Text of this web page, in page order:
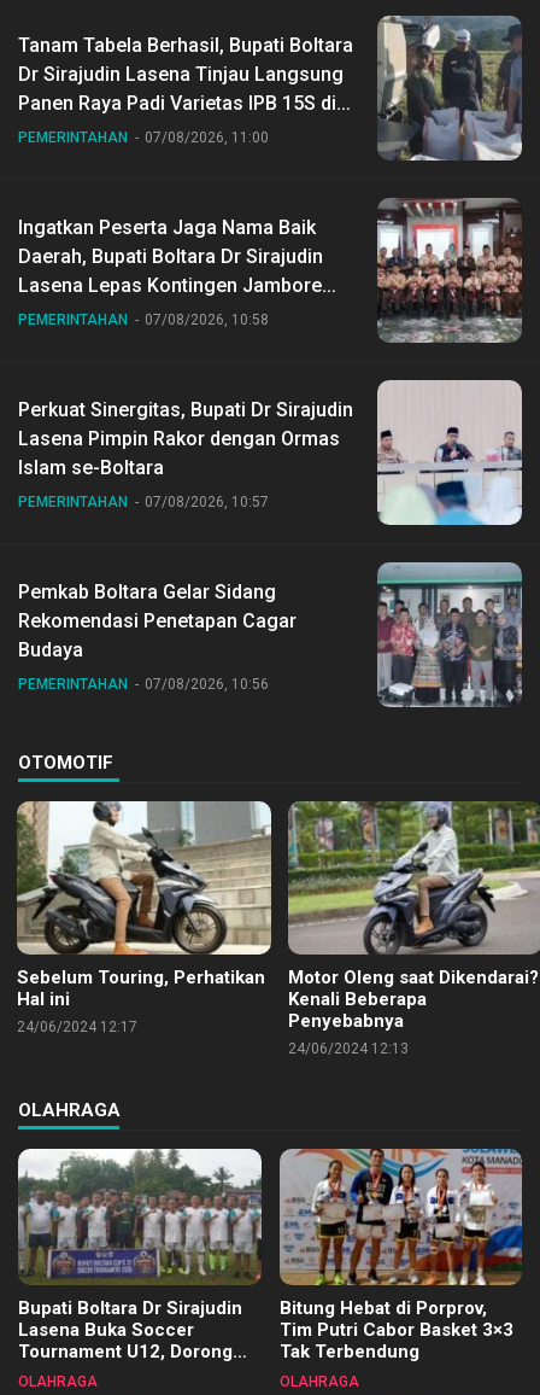
Tanam Tabela Berhasil, Bupati Boltara
Dr Sirajudin Lasena Tinjau Langsung
Panen Raya Padi Varietas IPB 15S di
Desa Gihang
PEMERINTAHAN 07/08/2026, 11:00
Ingatkan Peserta Jaga Nama Baik
Daerah, Bupati Boltara Dr Sirajudin
Lasena Lepas Kontingen Jambore
Nasional ke XII di Buperta Cibubur
PEMERINTAHAN 07/08/2026, 10:58
Perkuat Sinergitas, Bupati Dr Sirajudin
Lasena Pimpin Rakor dengan Ormas
Islam se-Boltara
PEMERINTAHAN 07/08/2026, 10:57
Pemkab Boltara Gelar Sidang
Rekomendasi Penetapan Cagar
Budaya
PEMERINTAHAN 07/08/2026, 10:56
OTOMOTIF
Sebelum Touring, Perhatikan
Hal ini
24/06/2024 12:17
Motor Oleng saat Dikendarai?
Kenali Beberapa
Penyebabnya
24/06/2024 12:13
OLAHRAGA
Bupati Boltara Dr Sirajudin
Lasena Buka Soccer
Tournament U12, Dorong
Pembinaan Merata di Setiap
OLAHRAGA
Bitung Hebat di Porprov,
Tim Putri Cabor Basket 3×3
Tak Terbendung
OLAHRAGA